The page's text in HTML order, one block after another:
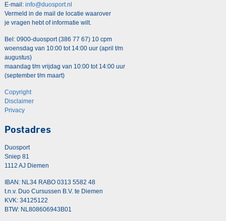
E-mail: info@duosport.nl
Vermeld in de mail de locatie waarover
je vragen hebt of informatie wilt.
Bel: 0900-duosport (386 77 67) 10 cpm
woensdag van 10:00 tot 14:00 uur (april t/m
augustus)
maandag t/m vrijdag van 10:00 tot 14:00 uur
(september t/m maart)
Copyright
Disclaimer
Privacy
Postadres
Duosport
Sniep 81
1112 AJ Diemen
IBAN: NL34 RABO 0313 5582 48
t.n.v. Duo Cursussen B.V. te Diemen
KVK: 34125122
BTW: NL808606943B01